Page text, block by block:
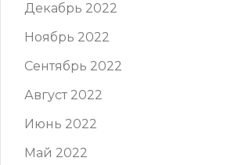
Декабрь 2022
Ноябрь 2022
Сентябрь 2022
Август 2022
Июнь 2022
Май 2022